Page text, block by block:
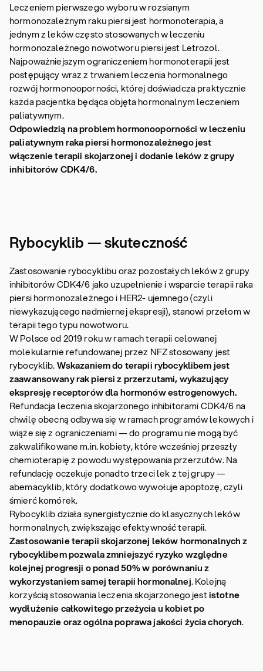
Leczeniem pierwszego wyboru w rozsianym
hormonozależnym raku piersi jest hormonoterapia, a
jednym z leków często stosowanych w leczeniu
hormonozależnego nowotworu piersi jest Letrozol.
Najpoważniejszym ograniczeniem hormonoterapii jest
postępujący wraz z trwaniem leczenia hormonalnego
rozwój hormonooporności, której doświadcza praktycznie
każda pacjentka będąca objęta hormonalnym leczeniem
paliatywnym.
Odpowiedzią na problem hormonooporności w leczeniu
paliatywnym raka piersi hormonozależnego jest
włączenie terapii skojarzonej i dodanie leków z grupy
inhibitorów CDK4/6.
Rybocyklib — skuteczność
Zastosowanie rybocyklibu oraz pozostałych leków z grupy
inhibitorów CDK4/6 jako uzupełnienie i wsparcie terapii raka
piersi hormonozależnego i HER2- ujemnego (czyli
niewykazującego nadmiernej ekspresji), stanowi przełom w
terapii tego typu nowotworu.
W Polsce od 2019 roku w ramach terapii celowanej
molekularnie refundowanej przez NFZ stosowany jest
rybocyklib.Wskazaniem do terapii rybocyklibem jest
zaawansowany rak piersi z przerzutami, wykazujący
ekspresję receptorów dla hormonów estrogenowych.
Refundacja leczenia skojarzonego inhibitorami CDK4/6 na
chwilę obecną odbywa się w ramach programów lekowych i
wiąże się z ograniczeniami — do programu nie mogą być
zakwalifikowane m.in. kobiety, które wcześniej przeszły
chemioterapię z powodu występowania przerzutów. Na
refundację oczekuje ponadto trzeci lek z tej grupy —
abemacyklib, który dodatkowo wywołuje apoptozę, czyli
śmierć komórek.
Rybocyklib działa synergistycznie do klasycznych leków
hormonalnych, zwiększając efektywność terapii.
Zastosowanie terapii skojarzonej leków hormonalnych z
rybocyklibem pozwala zmniejszyć ryzyko względne
kolejnej progresji o ponad 50% w porównaniu z
wykorzystaniem samej terapii hormonalnej. Kolejną
korzyścią stosowania leczenia skojarzonego jestistotne
wydłużenie całkowitego przeżycia u kobiet po
menopauzie oraz ogólna poprawa jakości życia chorych.